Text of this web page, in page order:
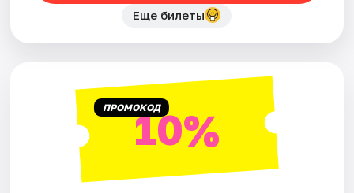
Еще билеты
ПРОМОКОД10%